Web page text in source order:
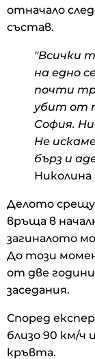
отначало
състав.
"Всички
на едно
почти
убит от
София.
Не
бърз и
Делото
връща в
загиналото
До този
от две
заседания.
Според
близо 90 км/ч
кръвта.